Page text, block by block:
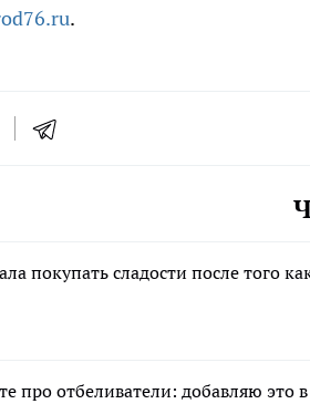
.
покупать сладости после того
про отбеливатели: добавляю